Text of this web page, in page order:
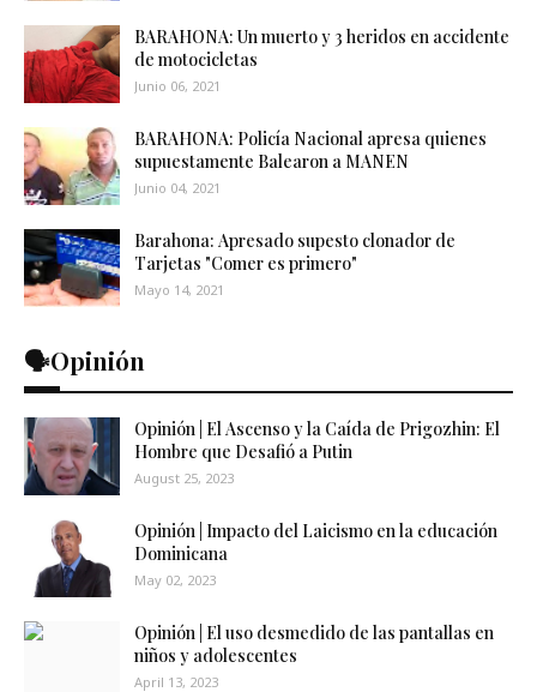
BARAHONA: Un muerto y 3 heridos en accidente
de motocicletas
Junio 06, 2021
BARAHONA: Policía Nacional apresa quienes
supuestamente Balearon a MANEN
Junio 04, 2021
Barahona: Apresado supesto clonador de
Tarjetas "Comer es primero"
Mayo 14, 2021
🗣️Opinión
Opinión | El Ascenso y la Caída de Prigozhin: El
Hombre que Desafió a Putin
August 25, 2023
Opinión | Impacto del Laicismo en la educación
Dominicana
May 02, 2023
Opinión | El uso desmedido de las pantallas en
niños y adolescentes
April 13, 2023